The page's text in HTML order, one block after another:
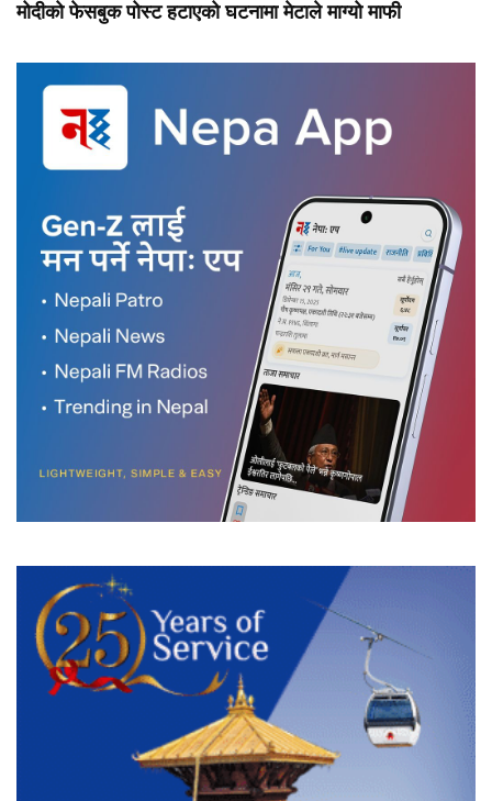
मोदीको फेसबुक पोस्ट हटाएको घटनामा मेटाले माग्यो माफी